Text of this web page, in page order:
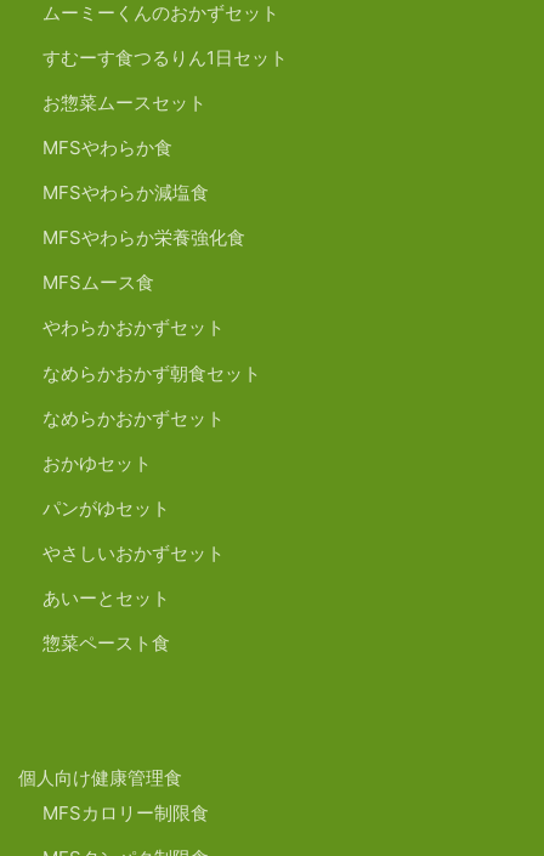
ムーミーくんのおかずセット
すむーす食つるりん1日セット
お惣菜ムースセット
MFSやわらか食
MFSやわらか減塩食
MFSやわらか栄養強化食
MFSムース食
やわらかおかずセット
なめらかおかず朝食セット
なめらかおかずセット
おかゆセット
パンがゆセット
やさしいおかずセット
あいーとセット
惣菜ペースト食
個人向け健康管理食
MFSカロリー制限食